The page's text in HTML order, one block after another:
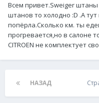
Всем привет.Sweiger
штанов то холодно :D .А
попёрла.Сколько км. ты
прогревается,но в салоне
CITROEN не комплектует
НАЗАД